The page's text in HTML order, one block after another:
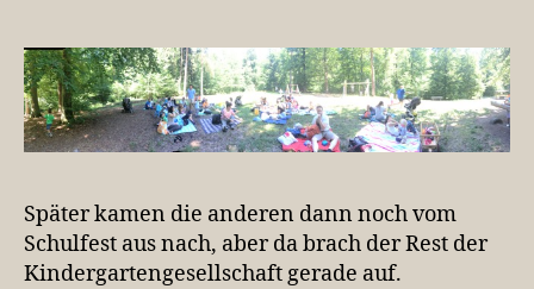
Später kamen die anderen dann noch vom
Schulfest aus nach, aber da brach der Rest der
Kindergartengesellschaft gerade auf.